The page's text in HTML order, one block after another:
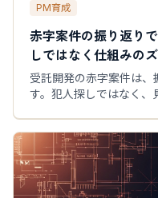
PM育成
赤字案件の振り返り
しではなく仕組みの
受託開発の赤字案件は、
す。犯人探しではなく、